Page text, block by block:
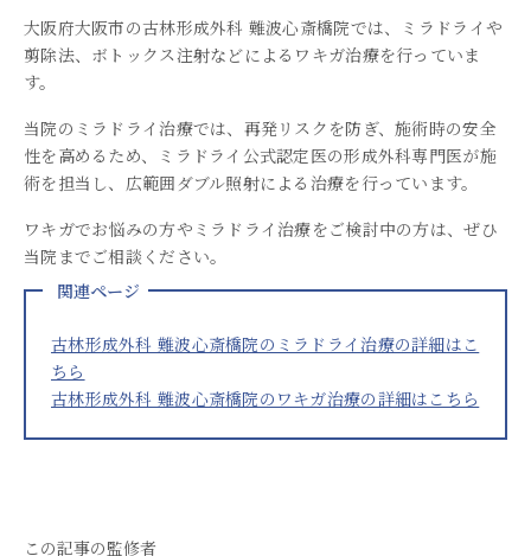
大阪府大阪市の古林形成外科 難波心斎橋院では、ミラドライや
剪除法、ボトックス注射などによるワキガ治療を行っていま
す。
当院のミラドライ治療では、再発リスクを防ぎ、施術時の安全
性を高めるため、ミラドライ公式認定医の形成外科専門医が施
術を担当し、広範囲ダブル照射による治療を行っています。
ワキガでお悩みの方やミラドライ治療をご検討中の方は、ぜひ
当院までご相談ください。
関連ページ
古林形成外科 難波心斎橋院のミラドライ治療の詳細はこ
ちら
古林形成外科 難波心斎橋院のワキガ治療の詳細はこちら
この記事の監修者